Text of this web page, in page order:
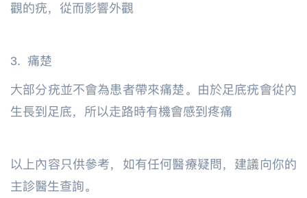
觀的疣，從而影響外觀
3. 痛楚
大部分疣並不會為患者帶來痛楚。由於足底疣會從內
生長到足底，所以走路時有機會感到疼痛
以上內容只供參考，如有任何醫療疑問，建議向你的
主診醫生查詢。